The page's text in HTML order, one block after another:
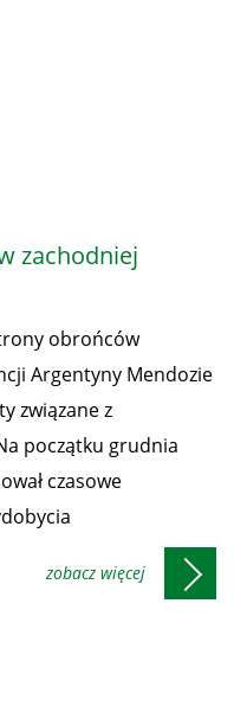
zachodniej
obrońców
Argentyny Mendozie
związane z
początku grudnia
czasowe